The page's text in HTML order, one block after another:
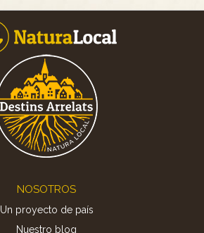
NOSOTROS
Un proyecto de país
Nuestro blog